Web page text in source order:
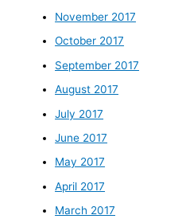
November 2017
October 2017
September 2017
August 2017
July 2017
June 2017
May 2017
April 2017
March 2017